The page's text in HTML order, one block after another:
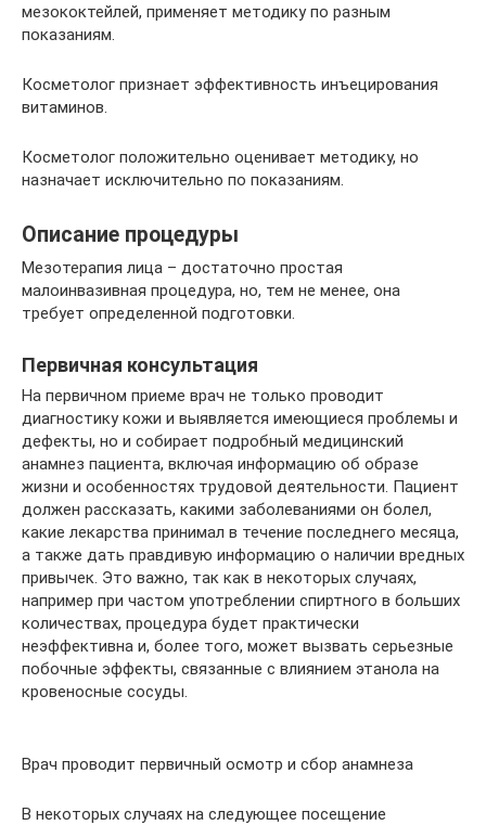
мезококтейлей, применяет методику по разным
показаниям.
Косметолог признает эффективность инъецирования
витаминов.
Косметолог положительно оценивает методику, но
назначает исключительно по показаниям.
Описание процедуры
Мезотерапия лица – достаточно простая
малоинвазивная процедура, но, тем не менее, она
требует определенной подготовки.
Первичная консультация
На первичном приеме врач не только проводит
диагностику кожи и выявляется имеющиеся проблемы и
дефекты, но и собирает подробный медицинский
анамнез пациента, включая информацию об образе
жизни и особенностях трудовой деятельности. Пациент
должен рассказать, какими заболеваниями он болел,
какие лекарства принимал в течение последнего месяца,
а также дать правдивую информацию о наличии вредных
привычек. Это важно, так как в некоторых случаях,
например при частом употреблении спиртного в больших
количествах, процедура будет практически
неэффективна и, более того, может вызвать серьезные
побочные эффекты, связанные с влиянием этанола на
кровеносные сосуды.
Врач проводит первичный осмотр и сбор анамнеза
В некоторых случаях на следующее посещение